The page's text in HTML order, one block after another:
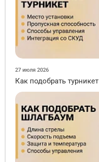
27 июля 2026
Как подобрать турникет